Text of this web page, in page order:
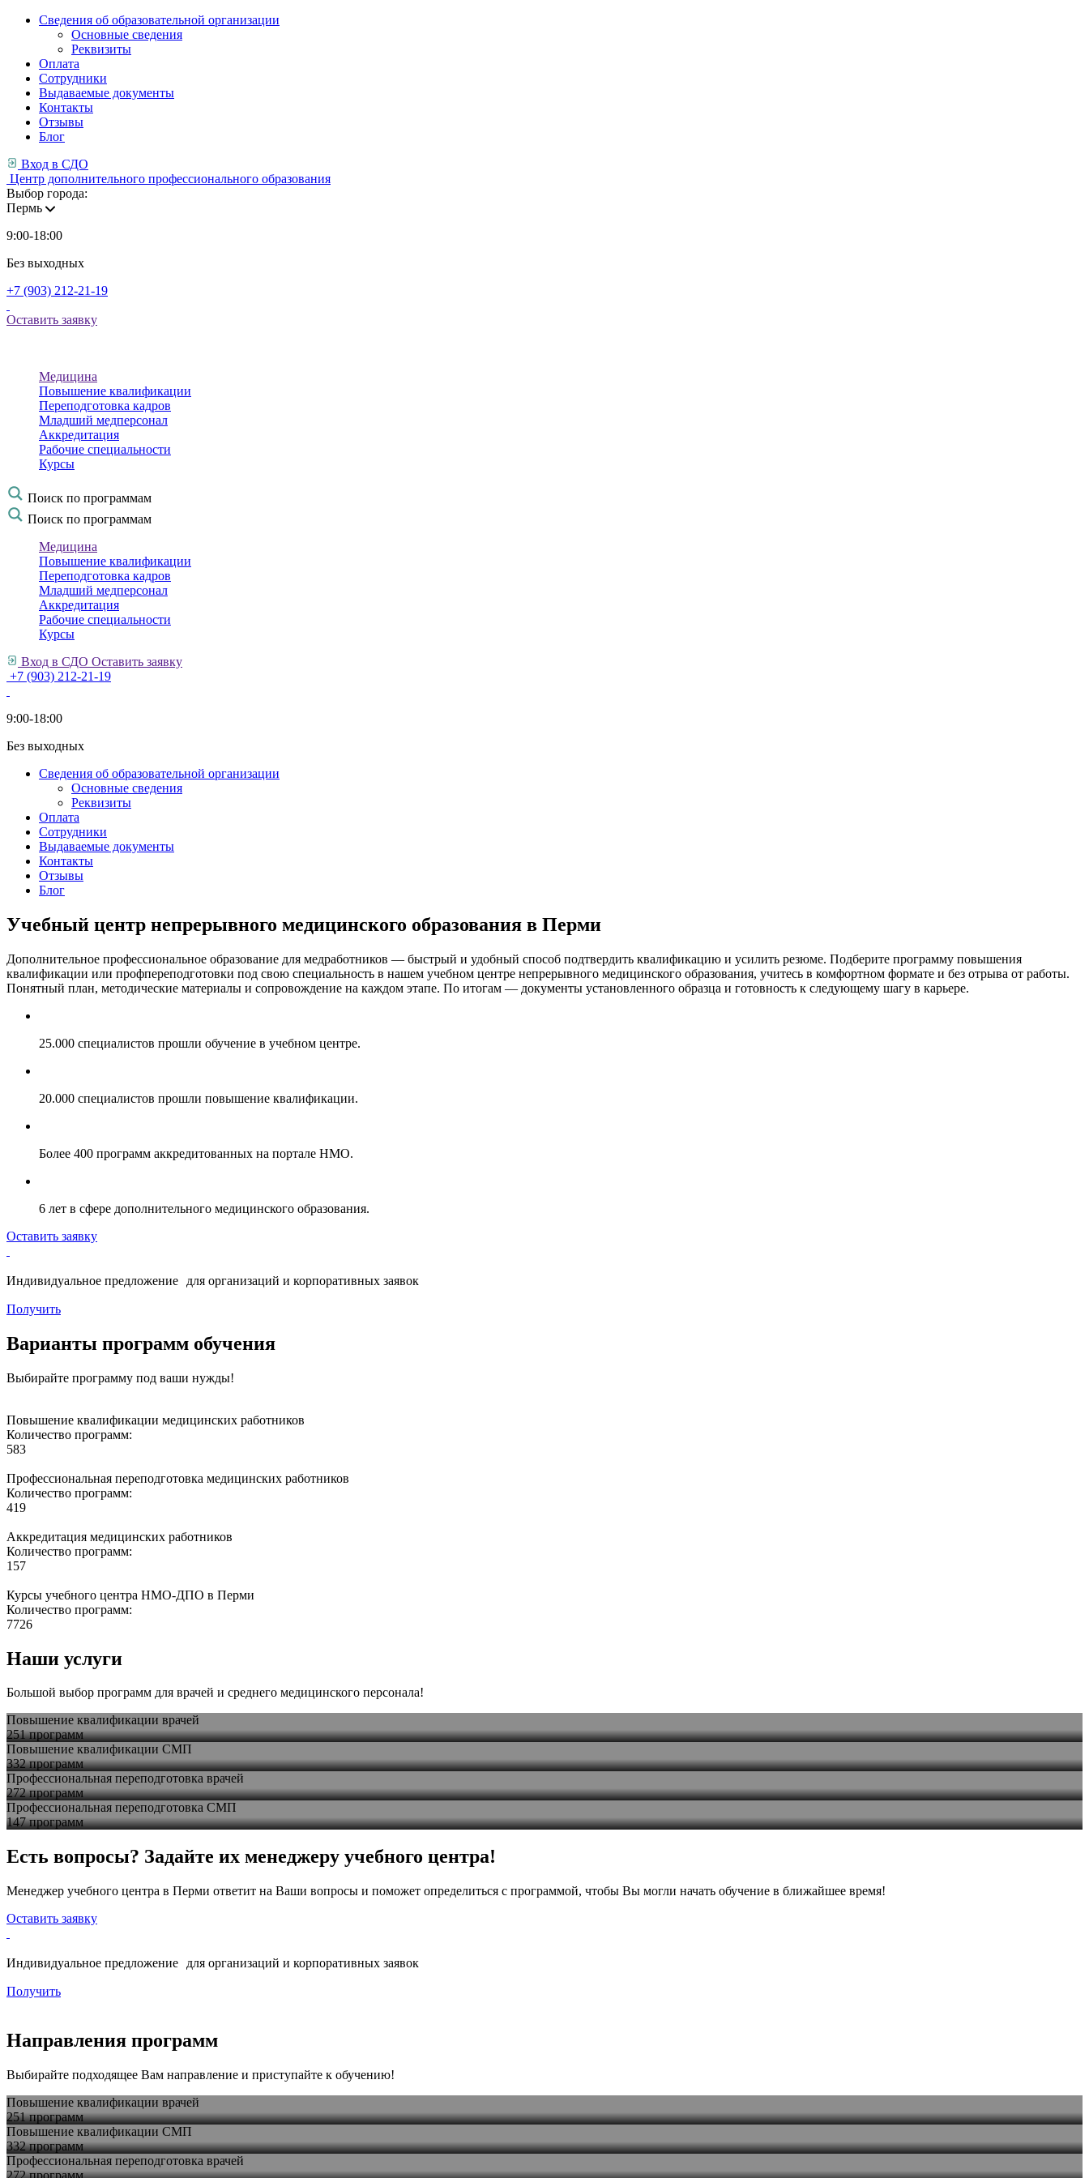
Сведения об образовательной организации
Основные сведения
Реквизиты
Оплата
Сотрудники
Выдаваемые документы
Контакты
Отзывы
Блог
Вход в СДО
Центр дополнительного профессионального образования
Выбор города:
Пермь
9:00-18:00
Без выходных
+7 (903) 212-21-19
Оставить заявку
Медицина
Повышение квалификации
Переподготовка кадров
Младший медперсонал
Аккредитация
Рабочие специальности
Курсы
Поиск по программам
Поиск по программам
Медицина
Повышение квалификации
Переподготовка кадров
Младший медперсонал
Аккредитация
Рабочие специальности
Курсы
Вход в СДО Оставить заявку
+7 (903) 212-21-19
9:00-18:00
Без выходных
Сведения об образовательной организации
Основные сведения
Реквизиты
Оплата
Сотрудники
Выдаваемые документы
Контакты
Отзывы
Блог
Учебный центр непрерывного медицинского образования в Перми
Дополнительное профессиональное образование для медработников — быстрый и удобный способ подтвердить квалификацию и усилить резюме. Подберите программу повышения
квалификации или профпереподготовки под свою специальность в нашем учебном центре непрерывного медицинского образования, учитесь в комфортном формате и без отрыва от работы.
Понятный план, методические материалы и сопровождение на каждом этапе. По итогам — документы установленного образца и готовность к следующему шагу в карьере.
25.000 специалистов прошли обучение в учебном центре.
20.000 специалистов прошли повышение квалификации.
Более 400 программ аккредитованных на портале НМО.
6 лет в сфере дополнительного медицинского образования.
Оставить заявку
Индивидуальное предложение для организаций и корпоративных заявок
Получить
Варианты программ обучения
Выбирайте программу под ваши нужды!
Повышение квалификации медицинских работников
Количество программ:
583
Профессиональная переподготовка медицинских работников
Количество программ:
419
Аккредитация медицинских работников
Количество программ:
157
Курсы учебного центра НМО-ДПО в Перми
Количество программ:
7726
Наши услуги
Большой выбор программ для врачей и среднего медицинского персонала!
Повышение квалификации врачей
251 программ
Повышение квалификации СМП
332 программ
Профессиональная переподготовка врачей
272 программ
Профессиональная переподготовка СМП
147 программ
Есть вопросы? Задайте их менеджеру учебного центра!
Менеджер учебного центра в Перми ответит на Ваши вопросы и поможет определиться с программой, чтобы Вы могли начать обучение в ближайшее время!
Оставить заявку
Индивидуальное предложение для организаций и корпоративных заявок
Получить
Направления программ
Выбирайте подходящее Вам направление и приступайте к обучению!
Повышение квалификации врачей
251 программ
Повышение квалификации СМП
332 программ
Профессиональная переподготовка врачей
272 программ